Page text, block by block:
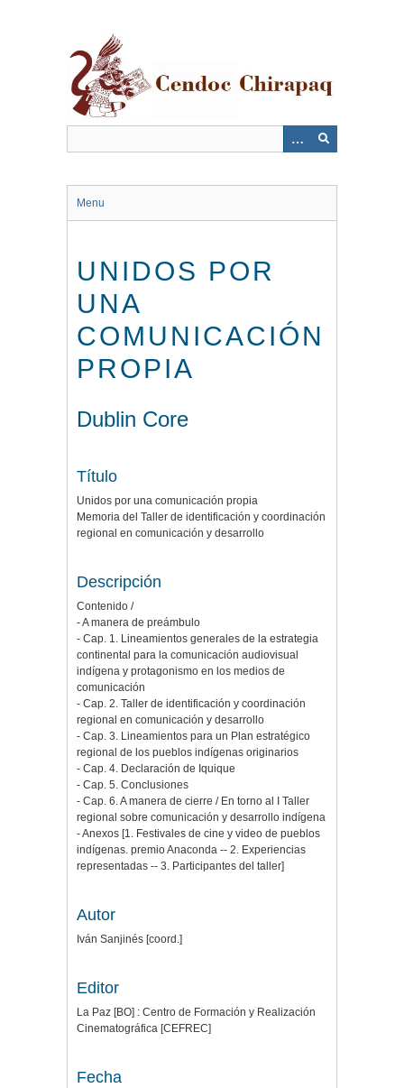
Menu
UNIDOS POR
UNA
COMUNICACIÓN
PROPIA
Dublin Core
Título
Unidos por una comunicación propia
Memoria del Taller de identificación y coordinación
regional en comunicación y desarrollo
Descripción
Contenido /
- A manera de preámbulo
- Cap. 1. Lineamientos generales de la estrategia
continental para la comunicación audiovisual
indígena y protagonismo en los medios de
comunicación
- Cap. 2. Taller de identificación y coordinación
regional en comunicación y desarrollo
- Cap. 3. Lineamientos para un Plan estratégico
regional de los pueblos indígenas originarios
- Cap. 4. Declaración de Iquique
- Cap. 5. Conclusiones
- Cap. 6. A manera de cierre / En torno al I Taller
regional sobre comunicación y desarrollo indígena
- Anexos [1. Festivales de cine y video de pueblos
indígenas. premio Anaconda -- 2. Experiencias
representadas -- 3. Participantes del taller]
Autor
Iván Sanjinés [coord.]
Editor
La Paz [BO] : Centro de Formación y Realización
Cinematográfica [CEFREC]
Fecha